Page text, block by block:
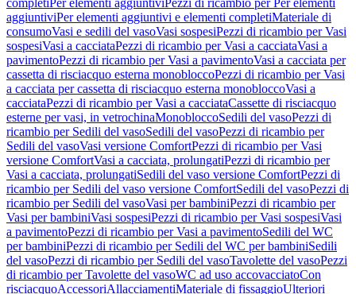
completiPer elementi aggiuntiviPezzi di ricambio per Per elementi
aggiuntiviPer elementi aggiuntivi e elementi completiMateriale di
consumoVasi e sedili del vasoVasi sospesiPezzi di ricambio per Vasi
sospesiVasi a cacciataPezzi di ricambio per Vasi a cacciataVasi a
pavimentoPezzi di ricambio per Vasi a pavimentoVasi a cacciata per
cassetta di risciacquo esterna monobloccoPezzi di ricambio per Vasi
a cacciata per cassetta di risciacquo esterna monobloccoVasi a
cacciataPezzi di ricambio per Vasi a cacciataCassette di risciacquo
esterne per vasi, in vetrochinaMonobloccoSedili del vasoPezzi di
ricambio per Sedili del vasoSedili del vasoPezzi di ricambio per
Sedili del vasoVasi versione ComfortPezzi di ricambio per Vasi
versione ComfortVasi a cacciata, prolungatiPezzi di ricambio per
Vasi a cacciata, prolungatiSedili del vaso versione ComfortPezzi di
ricambio per Sedili del vaso versione ComfortSedili del vasoPezzi di
ricambio per Sedili del vasoVasi per bambiniPezzi di ricambio per
Vasi per bambiniVasi sospesiPezzi di ricambio per Vasi sospesiVasi
a pavimentoPezzi di ricambio per Vasi a pavimentoSedili del WC
per bambiniPezzi di ricambio per Sedili del WC per bambiniSedili
del vasoPezzi di ricambio per Sedili del vasoTavolette del vasoPezzi
di ricambio per Tavolette del vasoWC ad uso accovacciatoCon
risciacquoAccessoriAllacciamentiMateriale di fissaggioUlteriori